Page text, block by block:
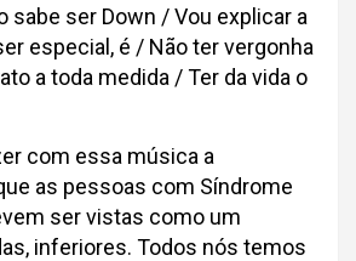
sabe ser Down / Vou explicar a
especial, é / Não ter vergonha
a toda medida / Ter da vida o
com essa música a
as pessoas com Síndrome
ser vistas como um
inferiores. Todos nós temos